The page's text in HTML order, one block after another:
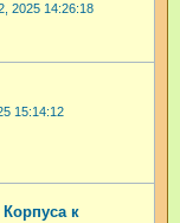
2025 14:26:18
15:14:12
к